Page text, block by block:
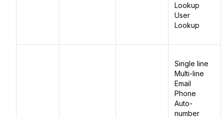
Lookup
User
Lookup
Single line
Multi-line
Email
Phone
Auto-
number